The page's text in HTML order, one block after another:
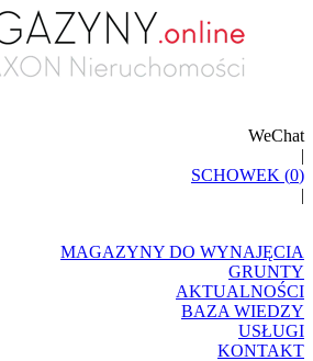
WeChat
|
SCHOWEK (0)
|
MAGAZYNY DO WYNAJĘCIA
GRUNTY
AKTUALNOŚCI
BAZA WIEDZY
USŁUGI
KONTAKT